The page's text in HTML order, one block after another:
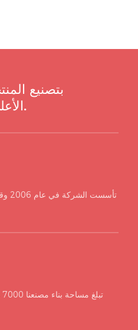
الأعلى جودة والأكثر فعالية.